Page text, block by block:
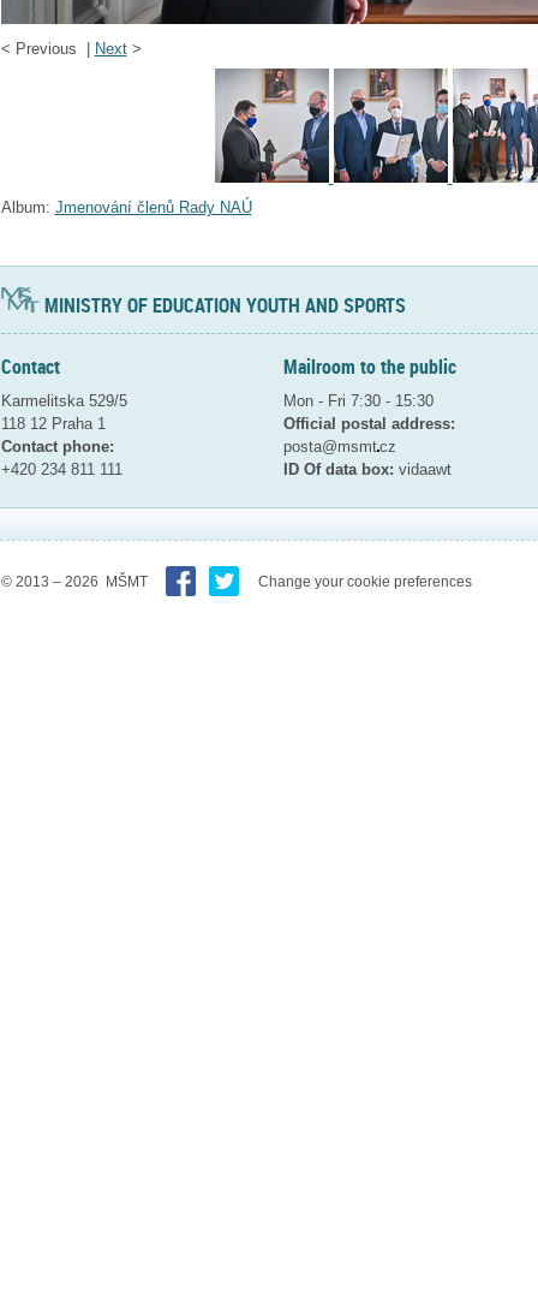
< Previous | Next>
Album: Jmenování členů Rady NAÚ
MINISTRY OF EDUCATION YOUTH AND SPORTS
Contact
Karmelitska 529/5
118 12 Praha 1
Contact phone:
+420 234 811 111
Mailroom to the public
Mon - Fri 7:30 - 15:30
Official postal address:
posta@msmtcz
ID Of data box: vidaawt
© 2013 – 2026 MŠMT Change your cookie preferences